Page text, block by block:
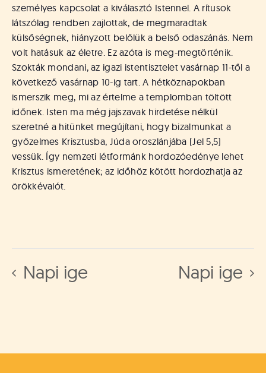
személyes kapcsolat a kiválasztó Istennel. A rítusok
látszólag rendben zajlottak, de megmaradtak
külsőségnek, hiányzott belőlük a belső odaszánás. Nem
volt hatásuk az életre. Ez azóta is meg-megtörténik.
Szokták mondani, az igazi istentisztelet vasárnap 11-től a
következő vasárnap 10-ig tart. A hétköznapokban
ismerszik meg, mi az értelme a templomban töltött
időnek. Isten ma még jajszavak hirdetése nélkül
szeretné a hitünket megújítani, hogy bizalmunkat a
győzelmes Krisztusba, Júda oroszlánjába (Jel 5,5)
vessük. Így nemzeti létformánk hordozóedénye lehet
Krisztus ismeretének; az időhöz kötött hordozhatja az
örökkévalót.
Napi ige Napi ige